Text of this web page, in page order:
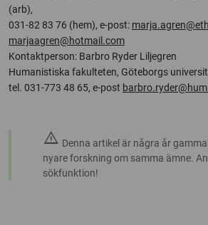
(arb),
031-82 83 76 (hem), e-post:
marjaagren@hotmail.com
Kontaktperson: Barbro Ryder Liljegren
Humanistiska fakulteten, Göteborgs
tel. 031-773 48 65, e-post
warning Denna artikel är några år
nyare forskning om samma ämne.
sökfunktion!